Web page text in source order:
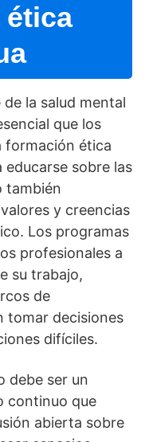
la salud mental
que los
formación ética
sobre las
también
y creencias
Los programas
profesionales a
su trabajo,
de
tomar decisiones
difí­ciles.
debe ser un
continuo que
abierta sobre